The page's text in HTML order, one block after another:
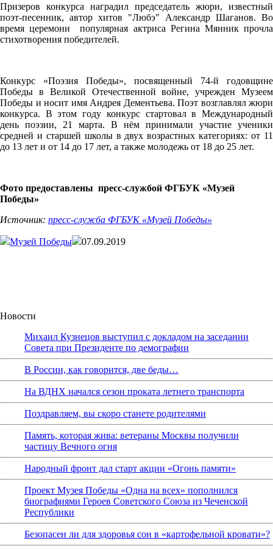
Призеров конкурса наградил председатель жюри, известный
поэт-песенник, автор хитов "Любэ" Александр Шаганов. Во
время церемони популярная актриса Регина Мянник прочла
стихотворения победителей.
Конкурс «Поэзия Победы», посвященный 74-й годовщине
Победы в Великой Отечественной войне, учрежден Музеем
Победы и носит имя Андрея Дементьева. Поэт возглавлял жюри
конкурса. В этом году конкурс стартовал в Международный
день поэзии, 21 марта. В нём принимали участие ученики
средней и старшей школы в двух возрастных категориях: от 11
до 13 лет и от 14 до 17 лет, а также молодежь от 18 до 25 лет.
Фото предоставлены пресс-службой ФГБУК «Музей
Победы»
Источник: пресс-служба ФГБУК «Музей Победы»
Музей Победы 07.09.2019
Новости
Михаил Кузнецов выступил с докладом на заседании
Совета при Президенте по демографии
В России, как говорится, две беды…
На ВДНХ начался сезон проката летнего транспорта
Поздравляем, вы скоро станете родителями
Память, которая жива: ветераны Москвы получили
частицу Вечного огня
Народный фронт дал старт акции «Огонь памяти»
Проект Музея Победы «Одна на всех» пополнился
биографиями Героев Советского Союза из Чеченской
Республики
Безопасен ли для здоровья сон в «картофельной кровати»?